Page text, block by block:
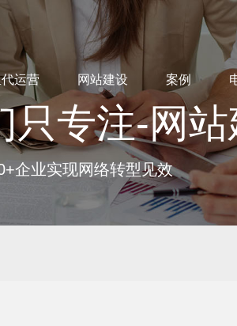
运营 网站建设 案例
只专注-网站
企业实现网络转型见效